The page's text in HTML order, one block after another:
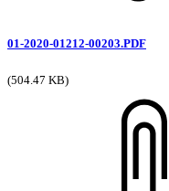
01-2020-01212-00203.PDF
(504.47 KB)